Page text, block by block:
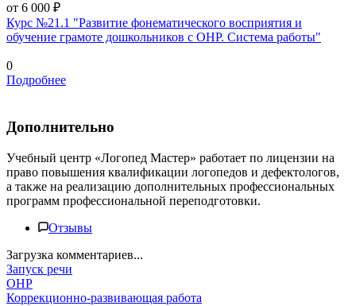
от 6 000 ₽
Курс №21.1 "Развитие фонематического восприятия и
обучение грамоте дошкольников с ОНР. Система работы"
0
Подробнее
Дополнительно
Учебный центр «Логопед Мастер» работает по лицензии на
право повышения квалификации логопедов и дефектологов,
а также на реализацию дополнительных профессиональных
программ профессиональной переподготовки.
Отзывы
Загрузка комментариев...
Запуск речи
ОНР
Коррекционно-развивающая работа